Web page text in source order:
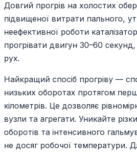
Довгий прогрів на холостих
підвищеної витрати пального,
неефективної роботи
прогрівати двигун 30–60
рух.
Найкращий спосіб прогріву —
низьких оборотах протягом
кілометрів. Це дозволяє
вузли та агрегати. Уникайте
оборотів та інтенсивного
не досяг робочої температури.